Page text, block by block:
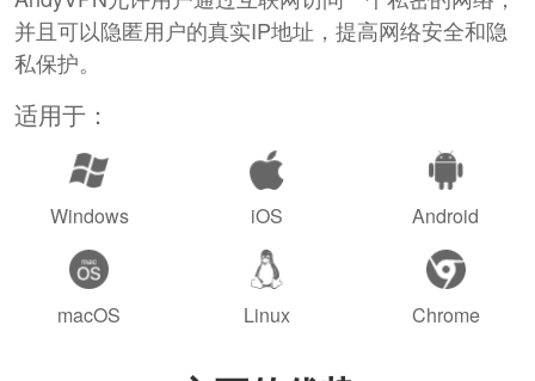
并且可以隐匿用户的真实IP地址，提高网络安全和隐
私保护。
适用于：
Windows iOS Android
macOS Linux Chrome